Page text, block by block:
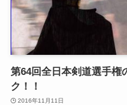
第64回全日本剣道選手権
ク！！
2016年11月11日